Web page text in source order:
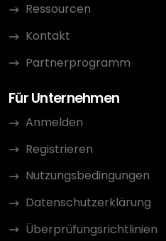
Ressourcen
Kontakt
Partnerprogramm
Für Unternehmen
Anmelden
Registrieren
Nutzungsbedingungen
Datenschutzerklärung
Überprüfungsrichtlinien